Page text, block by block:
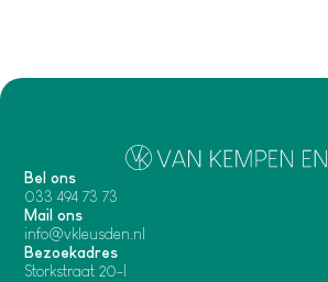
Bel ons
033 494 73 73
Mail ons
info@vkleusden.nl
Bezoekadres
Storkstraat 20-I